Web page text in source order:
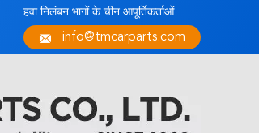
हवा निलंबन भागों के चीन आपूर्तिकर्ताओं
info@tmcarparts.com